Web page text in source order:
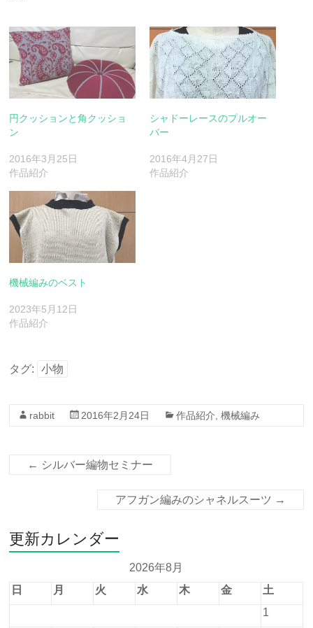
円クッションと角クッショ
ン
2016年3月25日
作品紹介
シャドーレースのプルオー
バー
2016年4月27日
作品紹介
機械編みのベスト
2023年5月12日
作品紹介
タグ: 小物
rabbit 2016年2月24日 作品紹介 ,機械編み
← シルバー編物セミナー
アフガン編みのシャネルスーツ →
更新カレンダー
2026年8月
日
月 火 水 木 金 土
1